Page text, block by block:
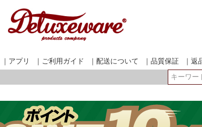
｜アプリ ｜ご利用ガイド ｜配送について ｜品質保証 ｜返